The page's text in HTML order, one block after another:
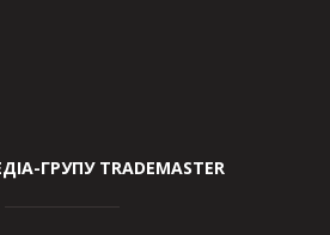
ГРУПУ TRADEMASTER